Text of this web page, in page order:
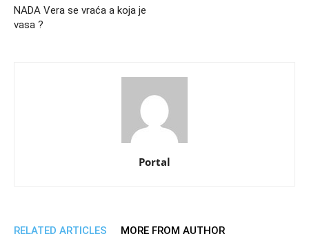
NADA Vera se vraća a koja je
vasa ?
Portal
RELATED ARTICLES MORE FROM AUTHOR